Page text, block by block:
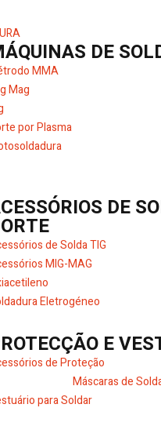
DE
MMA
Mag
por Plasma
DE
de Solda TIG
MIG-MAG
Eletrogéneo
E
de
Máscaras de
para Soldar